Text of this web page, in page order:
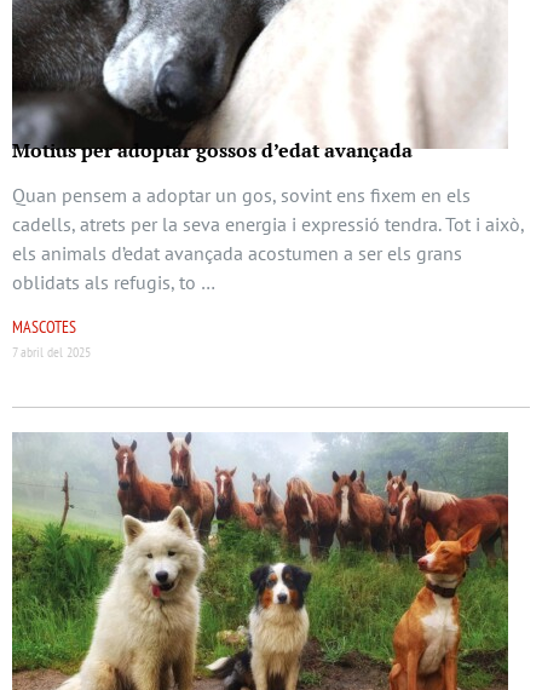
Motius per adoptar gossos d’edat avançada
Quan pensem a adoptar un gos, sovint ens fixem en els
cadells, atrets per la seva energia i expressió tendra. Tot i això,
els animals d’edat avançada acostumen a ser els grans
oblidats als refugis, to …
MASCOTES
7 abril del 2025